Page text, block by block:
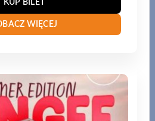
KUP BILET
ZOBACZ WIĘCEJ